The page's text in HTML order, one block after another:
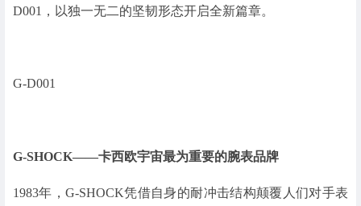
D001，以独一无二的坚韧形态开启全新篇章。
G-D001
G-SHOCK——卡西欧宇宙最为重要的腕表品牌
1983年，G-SHOCK凭借自身的耐冲击结构颠覆人们对手表